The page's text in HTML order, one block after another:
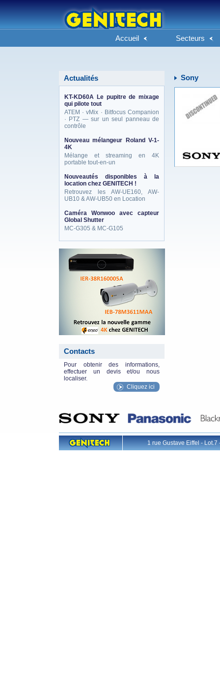
Accueil Secteurs
Actualités
KT-KD60A Le pupitre de mixage
qui pilote tout
ATEM · vMix · Bitfocus Companion
· PTZ — sur un seul panneau de
contrôle
Nouveau mélangeur Roland V-1-
4K
Mélange et streaming en 4K
portable tout-en-un
Nouveautés disponibles à la
location chez GENITECH !
Retrouvez les AW-UE160, AW-
UB10 & AW-UB50 en Location
Caméra Wonwoo avec capteur
Global Shutter
MC-G305 & MC-G105
Contacts
Pour obtenir des informations,
effectuer un devis et/ou nous
localiser.
Cliquez ici
Sony
1 rue Gustave Eiffel -